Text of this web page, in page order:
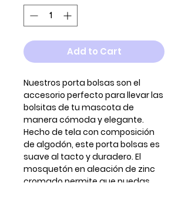
Add to Cart
Nuestros porta bolsas son el
accesorio perfecto para llevar las
bolsitas de tu mascota de
manera cómoda y elegante.
Hecho de tela con composición
de algodón, este porta bolsas es
suave al tacto y duradero. El
mosquetón en aleación de zinc
cromado permite que puedas